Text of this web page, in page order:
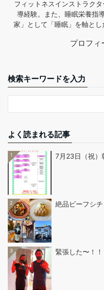
フィットネスインストラク
導経験。また、睡眠栄養指
家」として「睡眠」を軸とし
プロフィ
検索キーワードを入力
よく読まれる記事
1 7月23日（祝）
2 絶品ビーフシ
3 緊張した〜！！